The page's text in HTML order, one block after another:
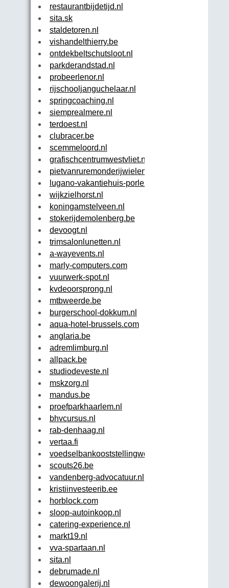
restaurantbijdetijd.nl
sita.sk
staldetoren.nl
vishandelthierry.be
ontdekbeltschutsloot.nl
parkderandstad.nl
probeerlenor.nl
rijschooljanguchelaar.nl
springcoaching.nl
siemprealmere.nl
terdoest.nl
clubracer.be
scemmeloord.nl
grafischcentrumwestvliet.nl
pietvanruremonderijwielen.nl
lugano-vakantiehuis-porlezza.nl
wijkzielhorst.nl
koningamstelveen.nl
stokerijdemolenberg.be
devoogt.nl
trimsalonlunetten.nl
a-wayevents.nl
marly-computers.com
vuurwerk-spot.nl
kvdeoorsprong.nl
mtbweerde.be
burgerschool-dokkum.nl
aqua-hotel-brussels.com
anglaria.be
adremlimburg.nl
allpack.be
studiodeveste.nl
mskzorg.nl
mandus.be
proefparkhaarlem.nl
bhvcursus.nl
rab-denhaag.nl
vertaa.fi
voedselbankooststellingwerf.nl
scouts26.be
vandenberg-advocatuur.nl
kristiinvesteerib.ee
horblock.com
sloop-autoinkoop.nl
catering-experience.nl
markt19.nl
vva-spartaan.nl
sita.nl
debrumade.nl
dewoongalerij.nl